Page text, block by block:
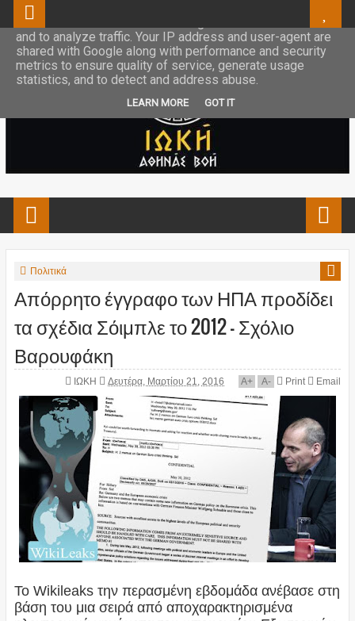
Πολιτικά
Απόρρητο έγγραφο των ΗΠΑ προδίδει
τα σχέδια Σόιμπλε το 2012 - Σχόλιο
Βαρουφάκη
ΙΩΚΗ Δευτέρα, Μαρτίου 21, 2016 A+ A- Print Email
Το Wikileaks την περασμένη εβδομάδα ανέβασε στη
βάση του μια σειρά από αποχαρακτηρισμένα
This site uses cookies from Google to deliver its services
and to analyze traffic. Your IP address and user-agent are
shared with Google along with performance and security
metrics to ensure quality of service, generate usage
statistics, and to detect and address abuse.
LEARN MORE GOT IT